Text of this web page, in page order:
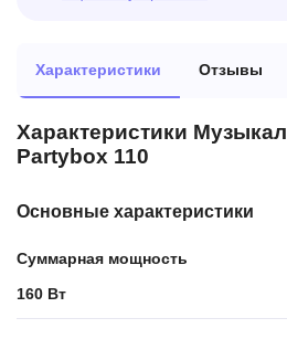
Характеристики Отзывы
Характеристики
Partybox 110
Основные характеристики
Суммарная мощность
160 Вт